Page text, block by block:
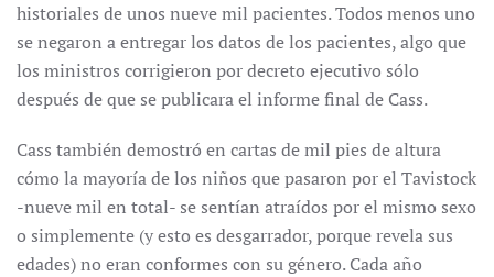
historiales de unos nueve mil pacientes. Todos menos uno
se negaron a entregar los datos de los pacientes, algo que
los ministros corrigieron por decreto ejecutivo sólo
después de que se publicara el informe final de Cass.
Cass también demostró en cartas de mil pies de altura
cómo la mayoría de los niños que pasaron por el Tavistock
-nueve mil en total- se sentían atraídos por el mismo sexo
o simplemente (y esto es desgarrador, porque revela sus
edades) no eran conformes con su género. Cada año